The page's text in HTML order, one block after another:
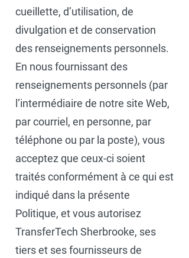
cueillette, d’utilisation, de
divulgation et de conservation
des renseignements personnels.
En nous fournissant des
renseignements personnels (par
l’intermédiaire de notre site Web,
par courriel, en personne, par
téléphone ou par la poste), vous
acceptez que ceux-ci soient
traités conformément à ce qui est
indiqué dans la présente
Politique, et vous autorisez
TransferTech Sherbrooke, ses
tiers et ses fournisseurs de